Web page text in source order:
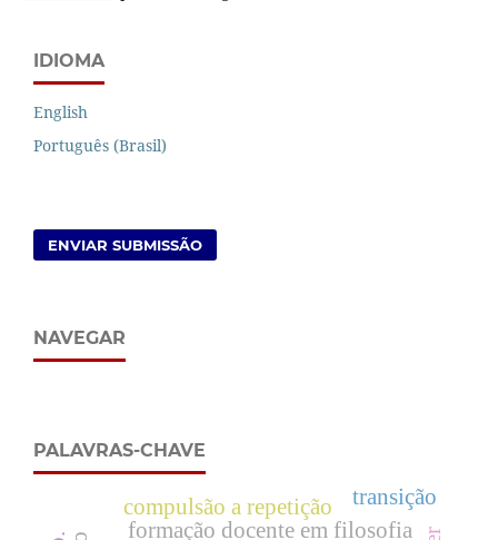
IDIOMA
English
Português (Brasil)
ENVIAR SUBMISSÃO
NAVEGAR
PALAVRAS-CHAVE
formação docente em filosofia
compulsão a repetição transição